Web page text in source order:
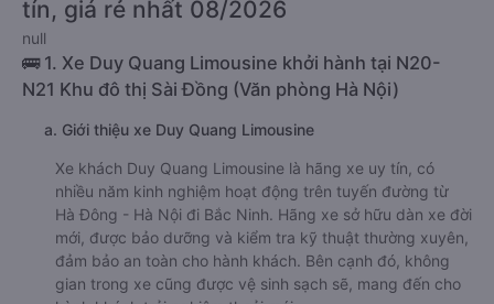
Tư vấn TOP 4 xe khách đi Bắc Ninh từ
Hà Đông - Hà Nội chất lượng cao, uy
tín, giá rẻ nhất 08/2026
🚌 1. Xe Duy Quang Limousine khởi hành tại N20-
N21 Khu đô thị Sài Đồng (Văn phòng Hà Nội)
a. Giới thiệu xe Duy Quang Limousine
Xe khách Duy Quang Limousine là hãng xe uy tín, có
nhiều năm kinh nghiệm hoạt động trên tuyến đường từ
Hà Đông - Hà Nội đi Bắc Ninh. Hãng xe sở hữu dàn xe đời